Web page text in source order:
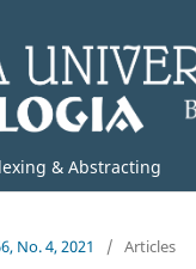
& Abstracting
No. 4, 2021 / Articles